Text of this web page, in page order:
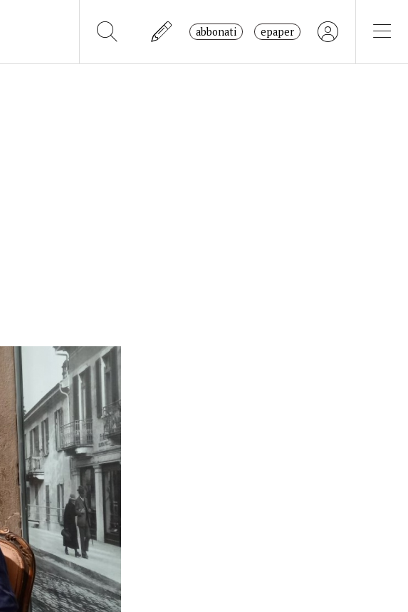
abbonati epaper